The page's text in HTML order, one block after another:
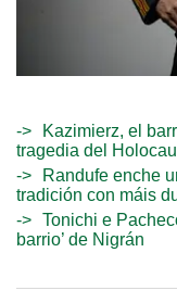
Kazimierz, el
tragedia del
Randufe enche
tradición con máis
Tonichi e
barrio’ de Nigrán